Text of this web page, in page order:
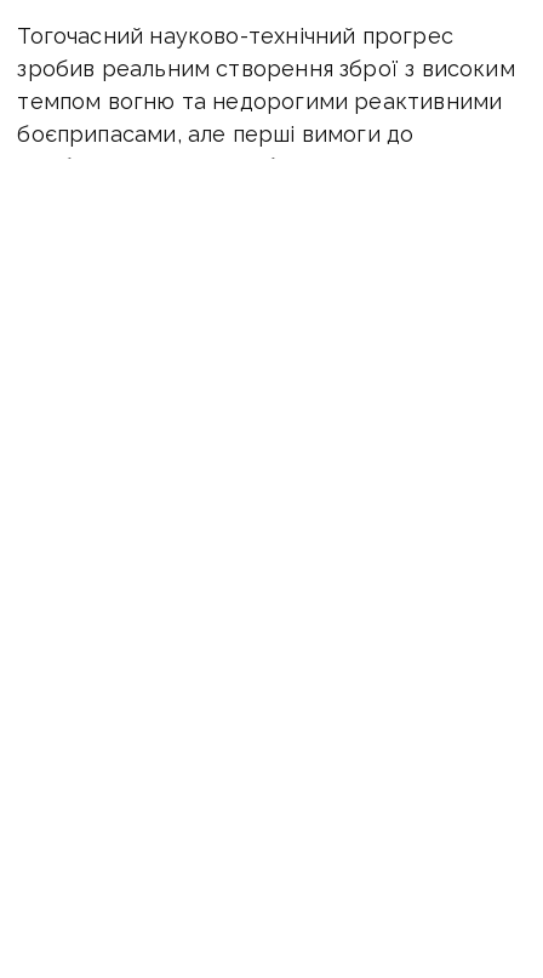
Тогочасний науково-технічний прогрес
зробив реальним створення зброї з високим
темпом вогню та недорогими реактивними
боєприпасами, але перші вимоги до
майбутнього проєкту були відносно